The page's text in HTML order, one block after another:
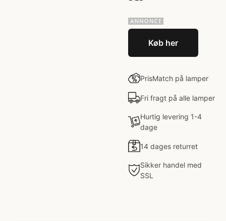
Køb her
PrisMatch på lamper
Fri fragt på alle lamper
Hurtig levering 1-4
dage
14 dages returret
Sikker handel med
SSL